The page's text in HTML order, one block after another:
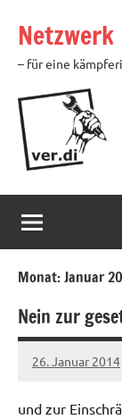
Inhalt
springen
Netzwerk
– für eine
Monat:Januar
Nein zur
26. Januar 2014
Ilja
und zur